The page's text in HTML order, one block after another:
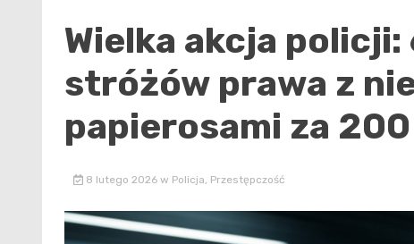
Wielka akcja
stróżów prawa z
papierosami za 200
8 lutego 2026 w Policja, Przestępczość